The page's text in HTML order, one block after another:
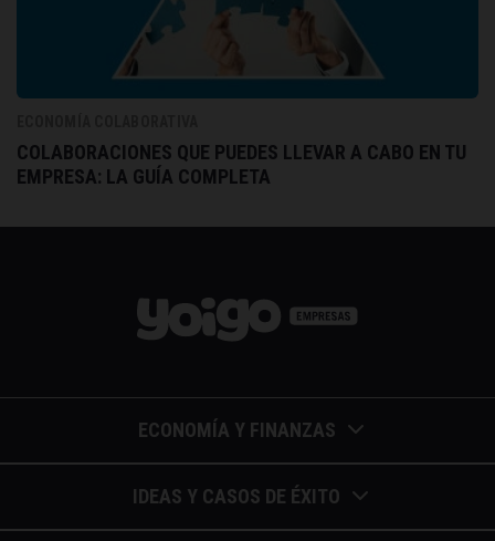
COLABORACIONES QUE PUEDES LLEVAR A CABO EN TU
EMPRESA: LA GUÍA COMPLETA
ECONOMÍA Y FINANZAS
Barómetros de sueldos
Economía colaborativa
IDEAS Y CASOS DE ÉXITO